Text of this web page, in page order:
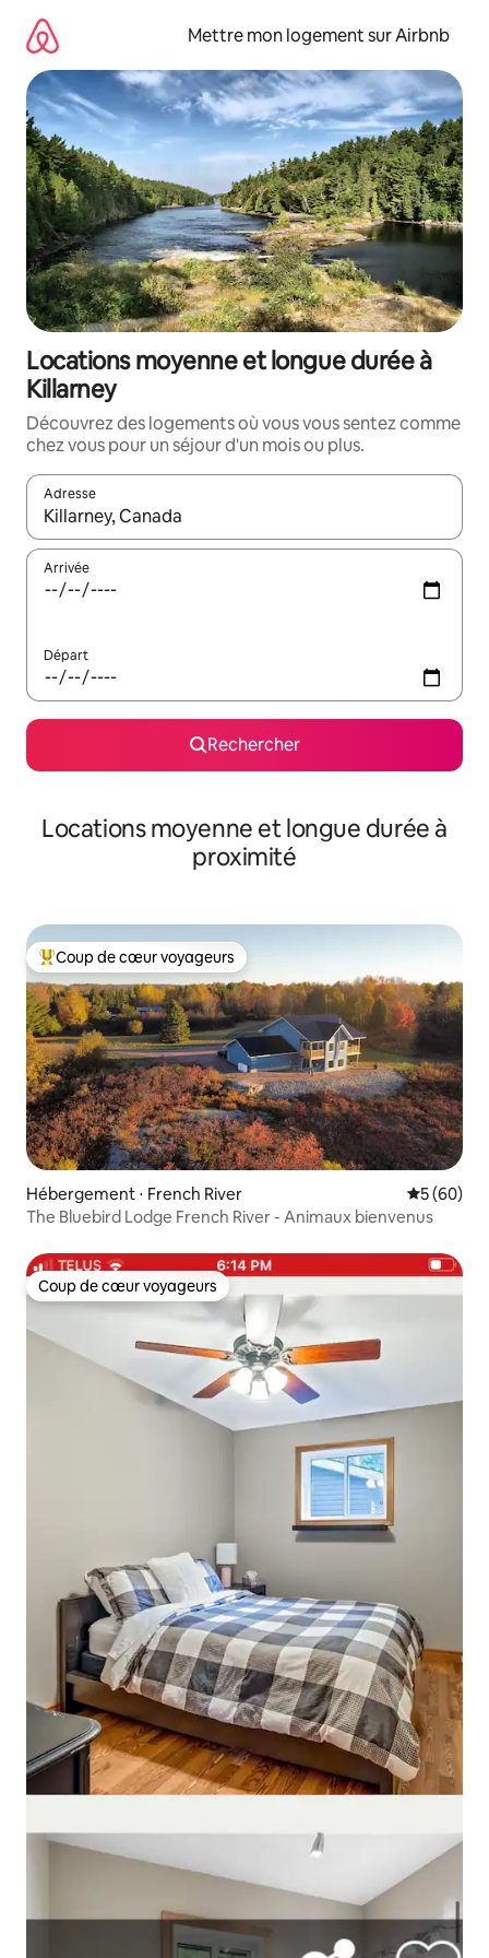
directement
contenu
Mettre mon logement sur Airbnb
Locations moyenne et longue durée à
Killarney
Découvrez des logements où vous vous sentez comme
chez vous pour un séjour d'un mois ou plus.
Adresse
Lorsque les résultats s'affichent, utilisez les flèches vers le
Arrivée
Départ
Rechercher
Locations moyenne et longue durée à
proximité
Coups de cœur voyageurs les plus appréciés
Coup de cœur voyageurs
Hébergement ⋅ French River
5 (60)
The Bluebird Lodge French River - Animaux bienvenus
Coup de cœur voyageurs
Coup de cœur voyageurs